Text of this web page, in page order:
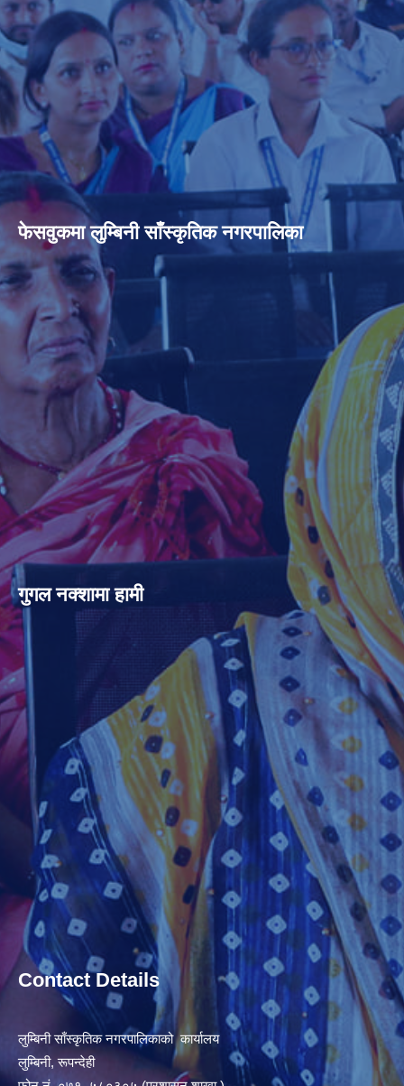
फेसवुकमा लुम्बिनी साँस्कृतिक नगरपालिका
गुगल नक्शामा हामी
Contact Details
लुम्बिनी साँस्कृतिक नगरपालिकाको कार्यालय
लुम्बिनी, रूपन्देही